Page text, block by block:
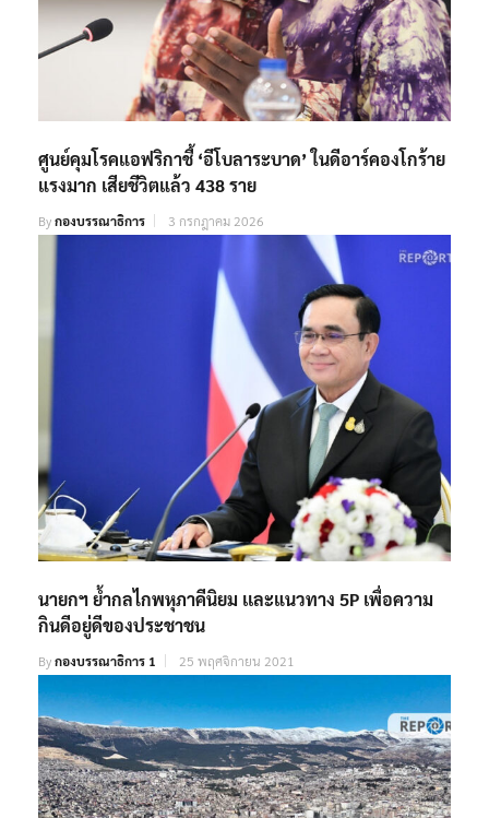
ศูนย์คุมโรคแอฟริกาชี้ ‘อีโบลาระบาด’ ในดีอาร์คองโกร้าย
แรงมาก เสียชีวิตแล้ว 438 ราย
Byกองบรรณาธิการ 3 กรกฎาคม 2026
นายกฯ ย้ำกลไกพหุภาคีนิยม เเละแนวทาง 5P เพื่อความ
กินดีอยู่ดีของประชาชน
Byกองบรรณาธิการ 1 25 พฤศจิกายน 2021